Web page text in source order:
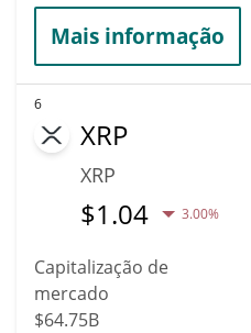
Mais informação
6
XRP
XRP
$1.04 3.00%
Capitalização de
mercado
$64.75B